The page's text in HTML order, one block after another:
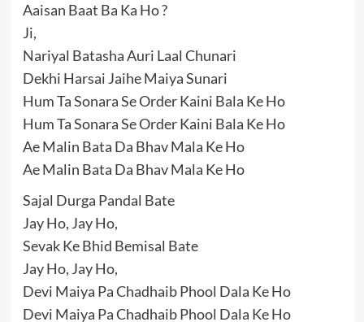
Aaisan Baat Ba Ka Ho ?
Ji,
Nariyal Batasha Auri Laal Chunari
Dekhi Harsai Jaihe Maiya Sunari
Hum Ta Sonara Se Order Kaini Bala Ke Ho
Hum Ta Sonara Se Order Kaini Bala Ke Ho
Ae Malin Bata Da Bhav Mala Ke Ho
Ae Malin Bata Da Bhav Mala Ke Ho
Sajal Durga Pandal Bate
Jay Ho, Jay Ho,
Sevak Ke Bhid Bemisal Bate
Jay Ho, Jay Ho,
Devi Maiya Pa Chadhaib Phool Dala Ke Ho
Devi Maiya Pa Chadhaib Phool Dala Ke Ho